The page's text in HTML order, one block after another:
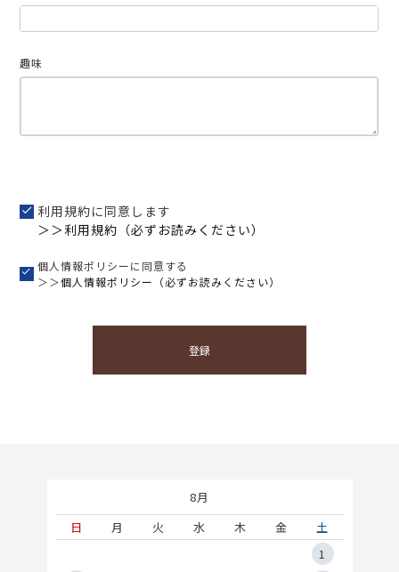
須)
趣味
利用規約に同意します
＞＞利用規約（必ずお読みください）
個人情報ポリシーに同意する
＞＞個人情報ポリシー（必ずお読みください）
登録
8月
日
月 火 水 木 金
土
1